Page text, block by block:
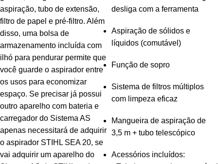
aspiração, tubo de extensão,
filtro de papel e pré-filtro. Além
disso, uma bolsa de
armazenamento incluída com
ilhó para pendurar permite que
você guarde o aspirador entre
os usos para economizar
espaço. Se precisar já possui
outro aparelho com bateria e
carregador do Sistema AS
apenas necessitará de adquirir
o aspirador STIHL SEA 20, se
vai adquirir um aparelho do
desliga com a ferramenta
Aspiração de sólidos e
líquidos (comutável)
Função de sopro
Sistema de filtros múltiplos
com limpeza eficaz
Mangueira de aspiração de
3,5 m + tubo telescópico
Acessórios incluídos: